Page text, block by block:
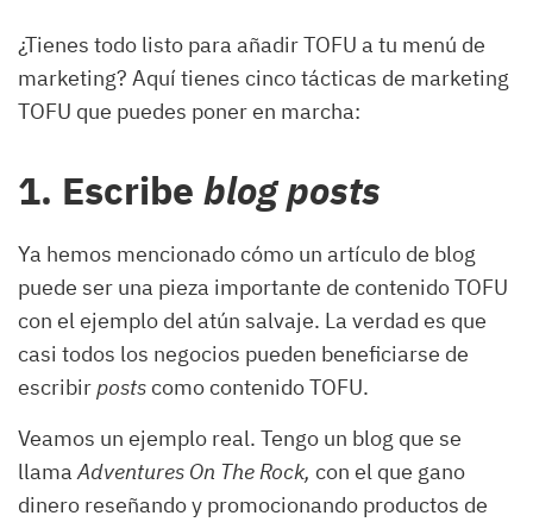
¿Tienes todo listo para añadir TOFU a tu menú de
marketing? Aquí tienes cinco tácticas de marketing
TOFU que puedes poner en marcha:
1. Escribe blog posts
Ya hemos mencionado cómo un artículo de blog
puede ser una pieza importante de contenido TOFU
con el ejemplo del atún salvaje. La verdad es que
casi todos los negocios pueden beneficiarse de
escribir postscomo contenido TOFU.
Veamos un ejemplo real. Tengo un blog que se
llama Adventures On The Rock, con el que gano
dinero reseñando y promocionando productos de